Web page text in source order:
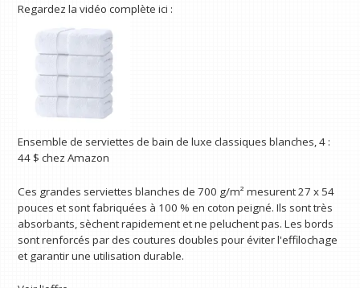
Regardez la vidéo complète ici :
Ensemble de serviettes de bain de luxe classiques blanches, 4 :
44 $ chez Amazon
Ces grandes serviettes blanches de 700 g/m² mesurent 27 x 54
pouces et sont fabriquées à 100 % en coton peigné. Ils sont très
absorbants, sèchent rapidement et ne peluchent pas. Les bords
sont renforcés par des coutures doubles pour éviter l'effilochage
et garantir une utilisation durable.